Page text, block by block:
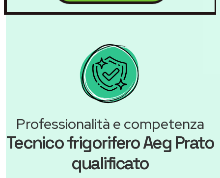
Professionalità e competenza
Tecnico frigorifero Aeg Prato
qualificato